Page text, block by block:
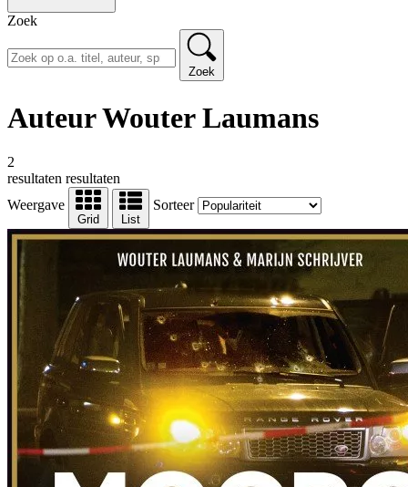
Zoek
Zoek
Auteur Wouter Laumans
2
resultaten resultaten
Weergave
Grid List
Sorteer